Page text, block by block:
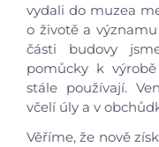
vydali do muzea
o životě a
části budovy
pomůcky k
stále používají.
včelí úly a v
Věříme, že nově